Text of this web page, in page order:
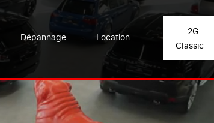
Dépannage Location
2G
Classic